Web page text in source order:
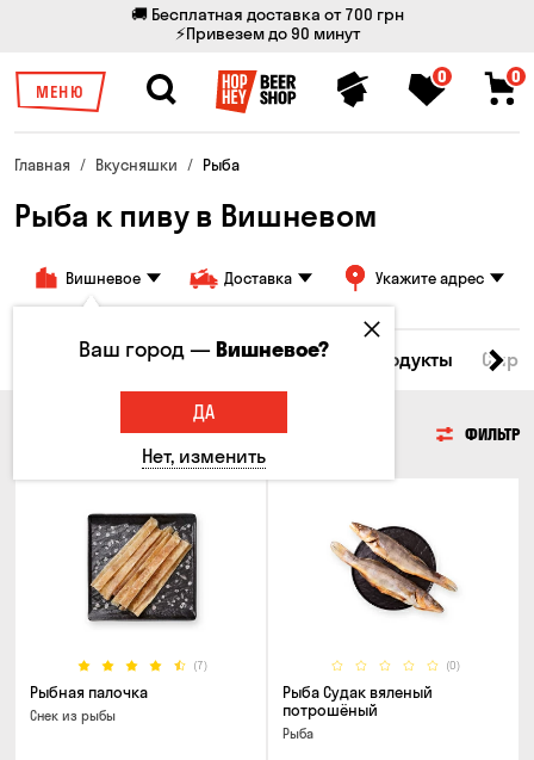
🚚 Бесплатная доставка от 700 грн
⚡Привезем до 90 минут
МЕНЮ
0 0
Главная Вкусняшки Рыба
Рыба к пиву в Вишневом
Вишневое Доставка Укажите адрес
Все товары Мясо Рыба Морепродукты
ФИЛЬТР
(7)
Рыбная палочка
Снек из рыбы
(0)
Рыба Судак вяленый
потрошёный
Рыба
Ваш город —Вишневое?
ДА
Нет, изменить